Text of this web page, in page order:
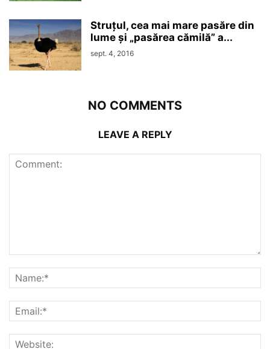
Struțul, cea mai mare pasăre din
lume și „pasărea cămilă” a...
sept. 4, 2016
NO COMMENTS
LEAVE A REPLY